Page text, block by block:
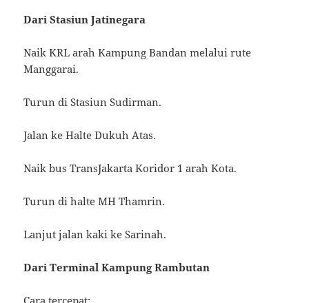
Dari Stasiun Jatinegara
Naik KRL arah Kampung Bandan melalui rute
Manggarai.
Turun di Stasiun Sudirman.
Jalan ke Halte Dukuh Atas.
Naik bus TransJakarta Koridor 1 arah Kota.
Turun di halte MH Thamrin.
Lanjut jalan kaki ke Sarinah.
Dari Terminal Kampung Rambutan